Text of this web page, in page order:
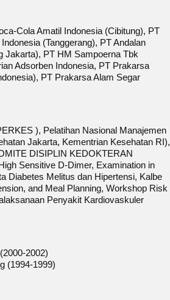
Cola Amatil Indonesia (Cibitung), PT
(Tanggerang), PT Andalan
Jakarta), PT HM Sampoerna Tbk
Adsorben Indonesia, PT Prakarsa
PT Prakarsa Alam Segar
), Pelatihan Nasional Manajemen
Jakarta, Kementrian Kesehatan RI),
DISIPLIN KEDOKTERAN
Sensitive D-Dimer, Examination in
Diabetes Melitus dan Hipertensi, Kalbe
and Meal Planning, Workshop Risk
Penyakit Kardiovaskuler
2002)
(1994-1999)